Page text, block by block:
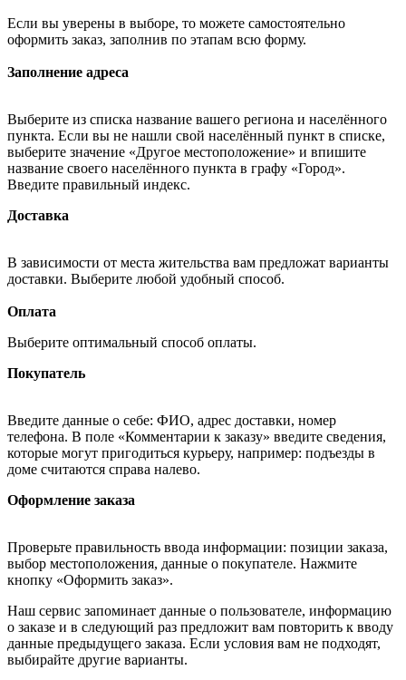
Если вы уверены в выборе, то можете самостоятельно
оформить заказ, заполнив по этапам всю форму.
Заполнение адреса
Выберите из списка название вашего региона и населённого
пункта. Если вы не нашли свой населённый пункт в списке,
выберите значение «Другое местоположение» и впишите
название своего населённого пункта в графу «Город».
Введите правильный индекс.
Доставка
В зависимости от места жительства вам предложат варианты
доставки. Выберите любой удобный способ.
Оплата
Выберите оптимальный способ оплаты.
Покупатель
Введите данные о себе: ФИО, адрес доставки, номер
телефона. В поле «Комментарии к заказу» введите сведения,
которые могут пригодиться курьеру, например: подъезды в
доме считаются справа налево.
Оформление заказа
Проверьте правильность ввода информации: позиции заказа,
выбор местоположения, данные о покупателе. Нажмите
кнопку «Оформить заказ».
Наш сервис запоминает данные о пользователе, информацию
о заказе и в следующий раз предложит вам повторить к вводу
данные предыдущего заказа. Если условия вам не подходят,
выбирайте другие варианты.